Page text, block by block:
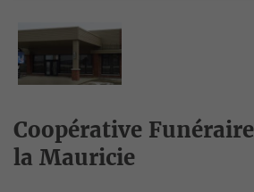
Coopérative
la Mauricie